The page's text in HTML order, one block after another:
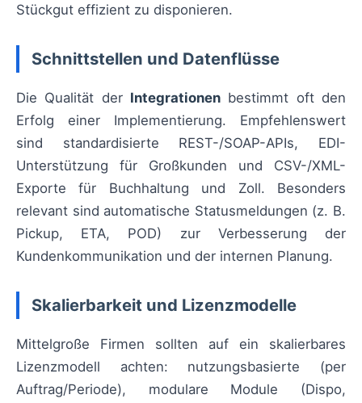
Stückgut effizient zu disponieren.
Schnittstellen und Datenflüsse
Die Qualität der Integrationen bestimmt oft den
Erfolg einer Implementierung. Empfehlenswert
sind standardisierte REST-/SOAP-APIs, EDI-
Unterstützung für Großkunden und CSV-/XML-
Exporte für Buchhaltung und Zoll. Besonders
relevant sind automatische Statusmeldungen (z. B.
Pickup, ETA, POD) zur Verbesserung der
Kundenkommunikation und der internen Planung.
Skalierbarkeit und Lizenzmodelle
Mittelgroße Firmen sollten auf ein skalierbares
Lizenzmodell achten: nutzungsbasierte (per
Auftrag/Periode), modulare Module (Dispo,